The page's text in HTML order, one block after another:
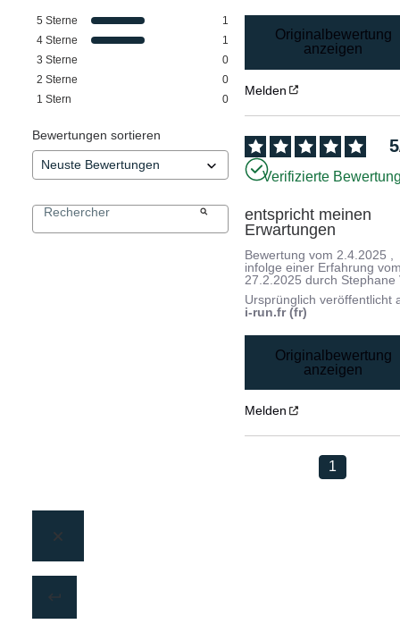
5 Sterne
1
4 Sterne
1
3 Sterne
0
2 Sterne
0
1 Stern 0
Bewertungen sortieren
Originalbewertung
anzeigen
Melden
5
Verifizierte
entspricht meinen
Erwartungen
Bewertung vom 2.4.2025
infolge einer Erfahrung
27.2.2025 durch Stephane
Ursprünglich veröffentlicht
i-run.fr (fr)
Originalbewertung
anzeigen
Melden
1